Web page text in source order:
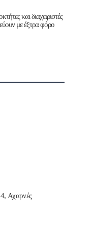
και διαχειριστές
με έξτρα φόρο
Αχαρνές